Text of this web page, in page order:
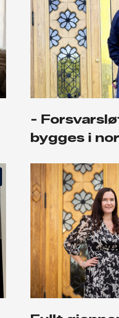
-
bygges i